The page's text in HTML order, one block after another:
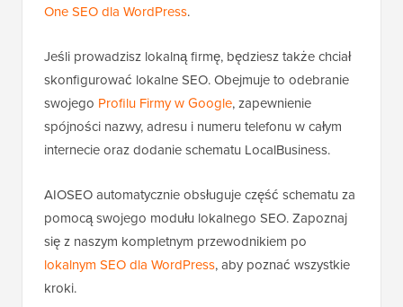
One SEO dla WordPress.
Jeśli prowadzisz lokalną firmę, będziesz także chciał
skonfigurować lokalne SEO. Obejmuje to odebranie
swojego Profilu Firmy w Google, zapewnienie
spójności nazwy, adresu i numeru telefonu w całym
internecie oraz dodanie schematu LocalBusiness.
AIOSEO automatycznie obsługuje część schematu za
pomocą swojego modułu lokalnego SEO. Zapoznaj
się z naszym kompletnym przewodnikiem po
lokalnym SEO dla WordPress, aby poznać wszystkie
kroki.